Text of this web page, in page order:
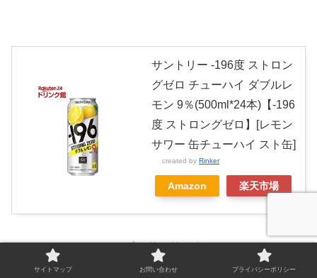
サントリー -196度 ストロン
グゼロ チューハイ ダブルレ
モン 9％(500ml*24本)【-196
度 ストロングゼロ】[レモン
サワー 缶チューハイ スト缶]
created by Rinker
Amazon 楽天市場
スポンサーリンク
サイトマップ お問い合わせ プライバシーポリシー